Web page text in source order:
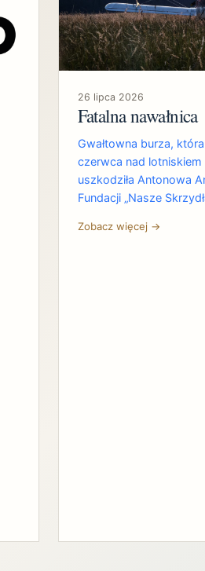
26 lipca 2026
Fatalna nawałnica
Gwałtowna burza,
czerwca nad
uszkodziła Antonowa
Fundacji „Nasze
Zobacz więcej →